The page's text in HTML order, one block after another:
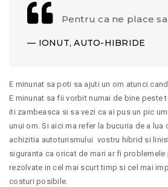
Pentru ca ne place
IONUT, AUTO-HIBRIDE
E minunat sa poti sa ajuti un om atunci
E minunat sa fii vorbit numai de bine peste
iti zambeasca si sa vezi ca ai pus un pic
unui om. Si aici ma refer la bucuria de a lua
achizitia autoturismului vostru hibrid si
siguranta ca oricat de mari ar fi
rezolvate in cel mai scurt timp si cel mai
costuri posibile.